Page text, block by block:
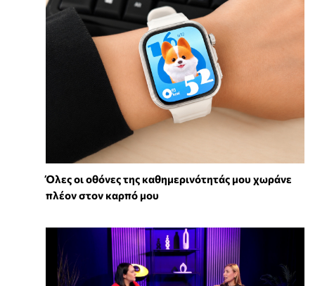
Όλες οι οθόνες της καθημερινότητάς μου χωράνε
πλέον στον καρπό μου